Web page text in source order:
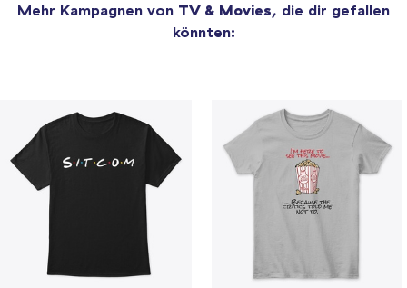
Mehr Kampagnen von TV & Movies, die dir gefallen
könnten: